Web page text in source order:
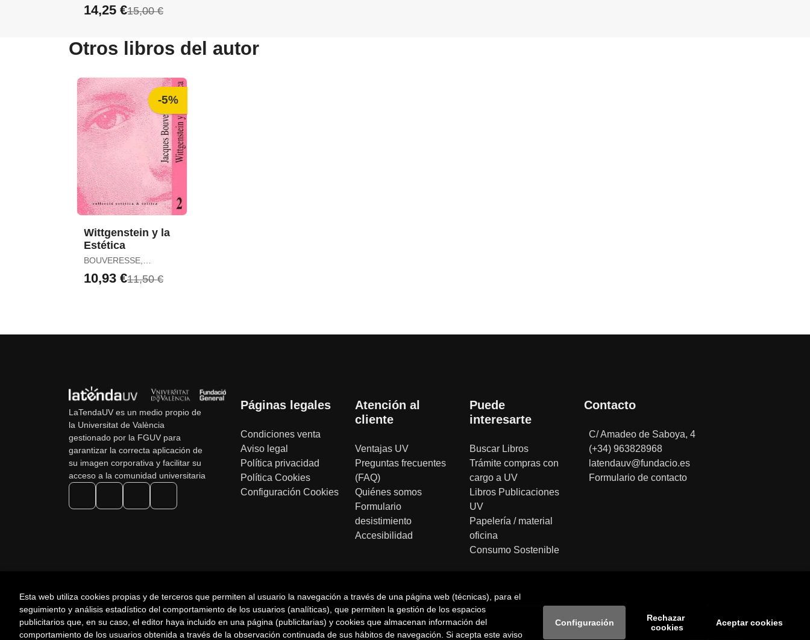
15,00 €
14,25 €
Otros libros del autor
-5%
Wittgenstein y la
Estética
BOUVERESSE,
11,50 €
10,93 €
LaTendaUV es un medio propio de
la Universitat de València
gestionado por la FGUV para
garantizar la correcta aplicación de
su imagen corporativa y facilitar su
acceso a la comunidad universitaria
Páginas legales
Condiciones venta
Aviso legal
Política privacidad
Política Cookies
Configuración Cookies
Atención al
cliente
Ventajas UV
Preguntas frecuentes
(FAQ)
Quiénes somos
Formulario
desistimiento
Accesibilidad
Puede
interesarte
Buscar Libros
Trámite compras con
cargo a UV
Libros Publicaciones
UV
Papelería / material
oficina
Consumo Sostenible
Contacto
C/ Amadeo de Saboya, 4
(+34) 963828968
latendauv@fundacio.es
Formulario de contacto
2026 ©LaTendaUV. Todos los Derechos Reservados |Trevenque Group
Esta web utiliza cookies propias y de terceros que permiten al usuario la navegación a través de una página web (técnicas), para el
seguimiento y análisis estadístico del comportamiento de los usuarios (analíticas), que permiten la gestión de los espacios
publicitarios que, en su caso, el editor haya incluido en una página (publicitarias) y cookies que almacenan información del
comportamiento de los usuarios obtenida a través de la observación continuada de sus hábitos de navegación. Si acepta este aviso
Configuración
Rechazar
cookies
Aceptar cookies